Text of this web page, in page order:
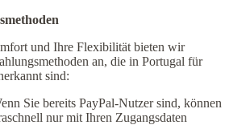
und Ihre Flexibilität bieten wir
an, die in Portugal für
sind:
Sie bereits PayPal-Nutzer sind, können
nur mit Ihren Zugangsdaten